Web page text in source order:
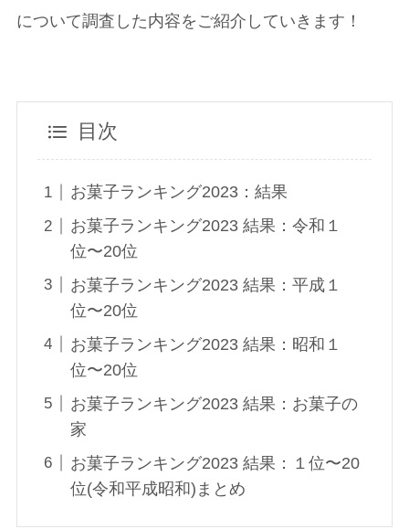
について調査した内容をご紹介していきます！
目次
お菓子ランキング2023：結果
お菓子ランキング2023 結果：令和１
位〜20位
お菓子ランキング2023 結果：平成１
位〜20位
お菓子ランキング2023 結果：昭和１
位〜20位
お菓子ランキング2023 結果：お菓子の
家
お菓子ランキング2023 結果：１位〜20
位(令和平成昭和)まとめ